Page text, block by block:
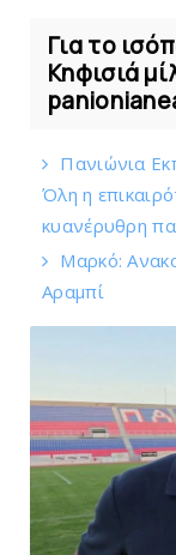
Για το
Κηφισιά
Πανιώνια
Όλη η
κυανέρυθρη
Mαρκό:
Αραμπί